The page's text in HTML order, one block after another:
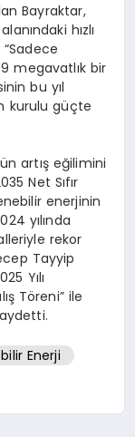
Bayraktar,
hızlı
megavatlık bir
bu yıl
kurulu güçte
artış eğilimini
Net Sıfır
enerjinin
yılında
rekor
Tayyip
Yılı
Töreni” ile
Enerji